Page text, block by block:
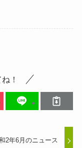
！
2年6月のニュース